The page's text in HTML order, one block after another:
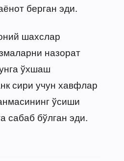
берган эди.
шахслар
назорат
ўхшаш
сири учун хавфлар
ўсиши
сабаб бўлган эди.